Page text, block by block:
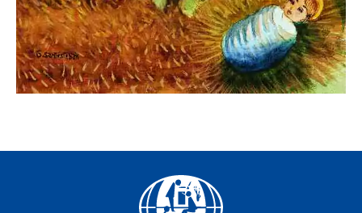
Facebook
YouTube
Instagram